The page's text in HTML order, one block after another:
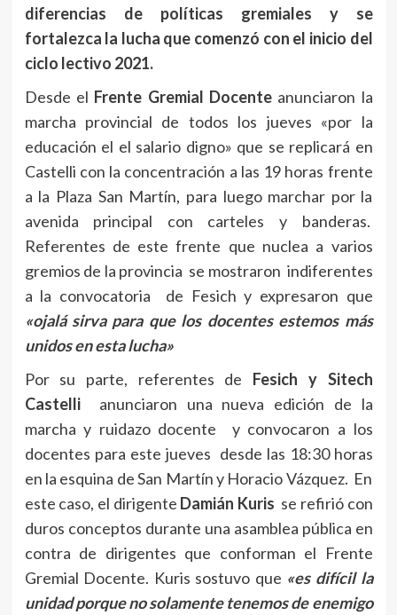
diferencias de políticas gremiales y se
fortalezca la lucha que comenzó con el inicio del
ciclo lectivo 2021.
Desde el Frente Gremial Docenteanunciaron la
marcha provincial de todos los jueves «por la
educación el el salario digno» que se replicará en
Castelli con la concentración a las 19 horas frente
a la Plaza San Martín, para luego marchar por la
avenida principal con carteles y banderas.
Referentes de este frente que nuclea a varios
gremios de la provincia se mostraron indiferentes
a la convocatoria de Fesich y expresaron que
«ojalá sirva para que los docentes estemos más
unidos en esta lucha»
Por su parte, referentes de Fesich y Sitech
Castelli
anunciaron una nueva edición de la
marcha y ruidazo docente y convocaron a los
docentes para este jueves desde las 18:30 horas
en la esquina de San Martín y Horacio Vázquez. En
este caso, el dirigente Damián Kuris se refirió con
duros conceptos durante una asamblea pública en
contra de dirigentes que conforman el Frente
Gremial Docente. Kuris sostuvo que «es difícil la
unidad porque no solamente tenemos de enemigo